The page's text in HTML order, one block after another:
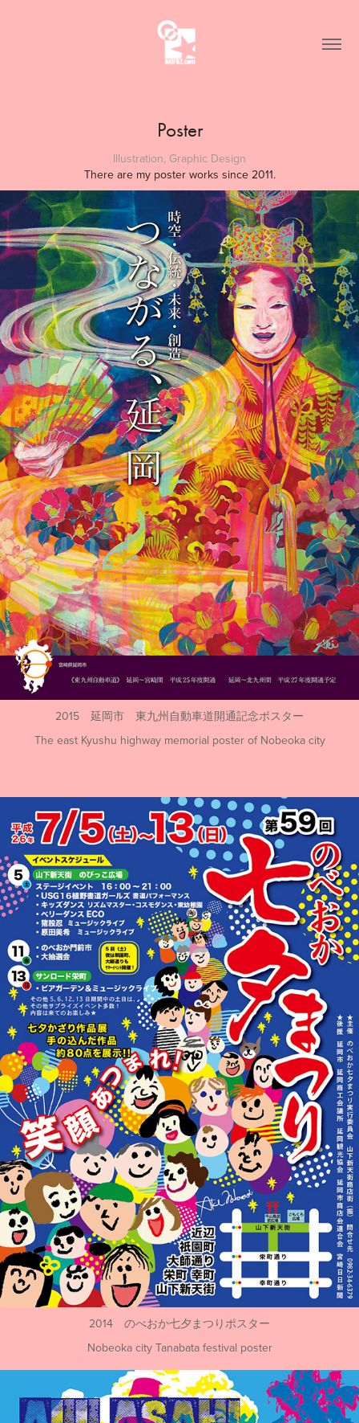
Poster
Illustration, Graphic Design
There are my poster works since 2011.
2015 延岡市 東九州自動車道開通記念ポスター
The east Kyushu highway memorial poster of Nobeoka city
2014 のべおか七夕まつりポスター
Nobeoka city Tanabata festival poster